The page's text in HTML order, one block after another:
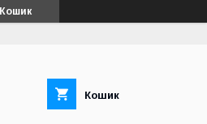
Кошик
Кошик